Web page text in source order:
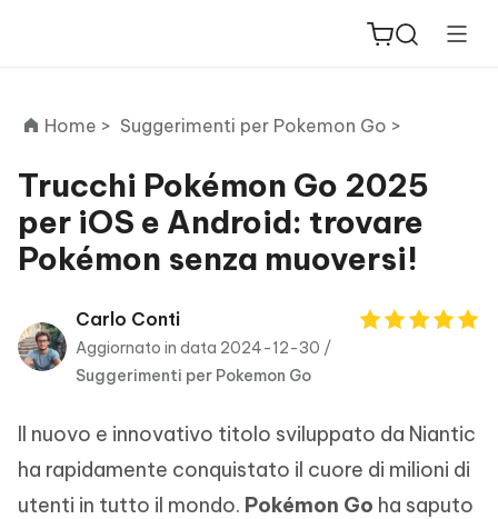
ReiBoot
for iOS
PDNob
PDF
Editor
New
iAnyGo
Home > Suggerimenti per Pokemon Go >
Trucchi Pokémon Go 2025
per iOS e Android: trovare
Pokémon senza muoversi!
Carlo Conti
Aggiornato in data 2024-12-30 /
Suggerimenti per Pokemon Go
Il nuovo e innovativo titolo sviluppato da Niantic
ha rapidamente conquistato il cuore di milioni di
utenti in tutto il mondo. Pokémon Go ha saputo